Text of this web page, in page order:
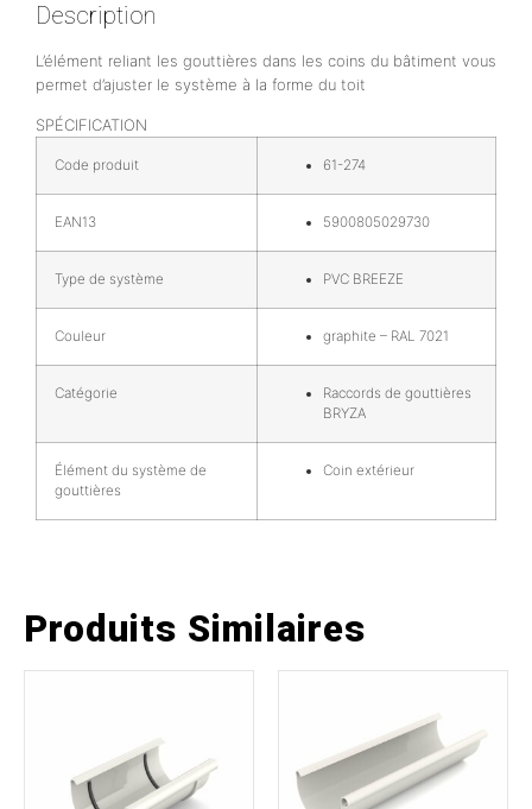
Description
L’élément reliant les gouttières dans les coins du bâtiment vous
permet d’ajuster le système à la forme du toit
SPÉCIFICATION
Code produit 61-274
EAN13 5900805029730
Type de système PVC BREEZE
Couleur graphite – RAL 7021
Catégorie
Raccords de gouttières
BRYZA
Élément du système de
gouttières
Coin extérieur
Produits Similaires